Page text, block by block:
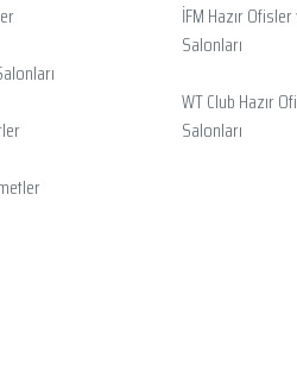
İFM Hazır
Salonları
WT Club Hazır
Salonları